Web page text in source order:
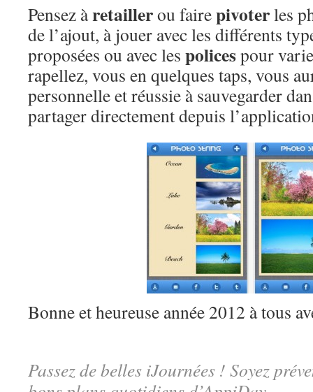
Pensez àretaillerou fairepivoterles
de l’ajout, à jouer avec les différents
proposées ou avec les policespour
rapellez, vous en quelques taps, vous
personnelle et réussie à sauvegarder
partager directement depuis
Bonne et heureuse année 2012 à tous
Passez de belles iJournées ! Soyez